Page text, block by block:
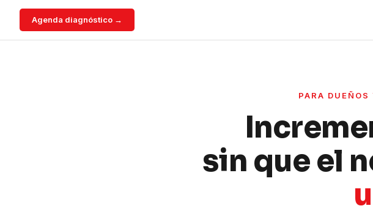
Agenda diagnóstico →
PARA
sin que el